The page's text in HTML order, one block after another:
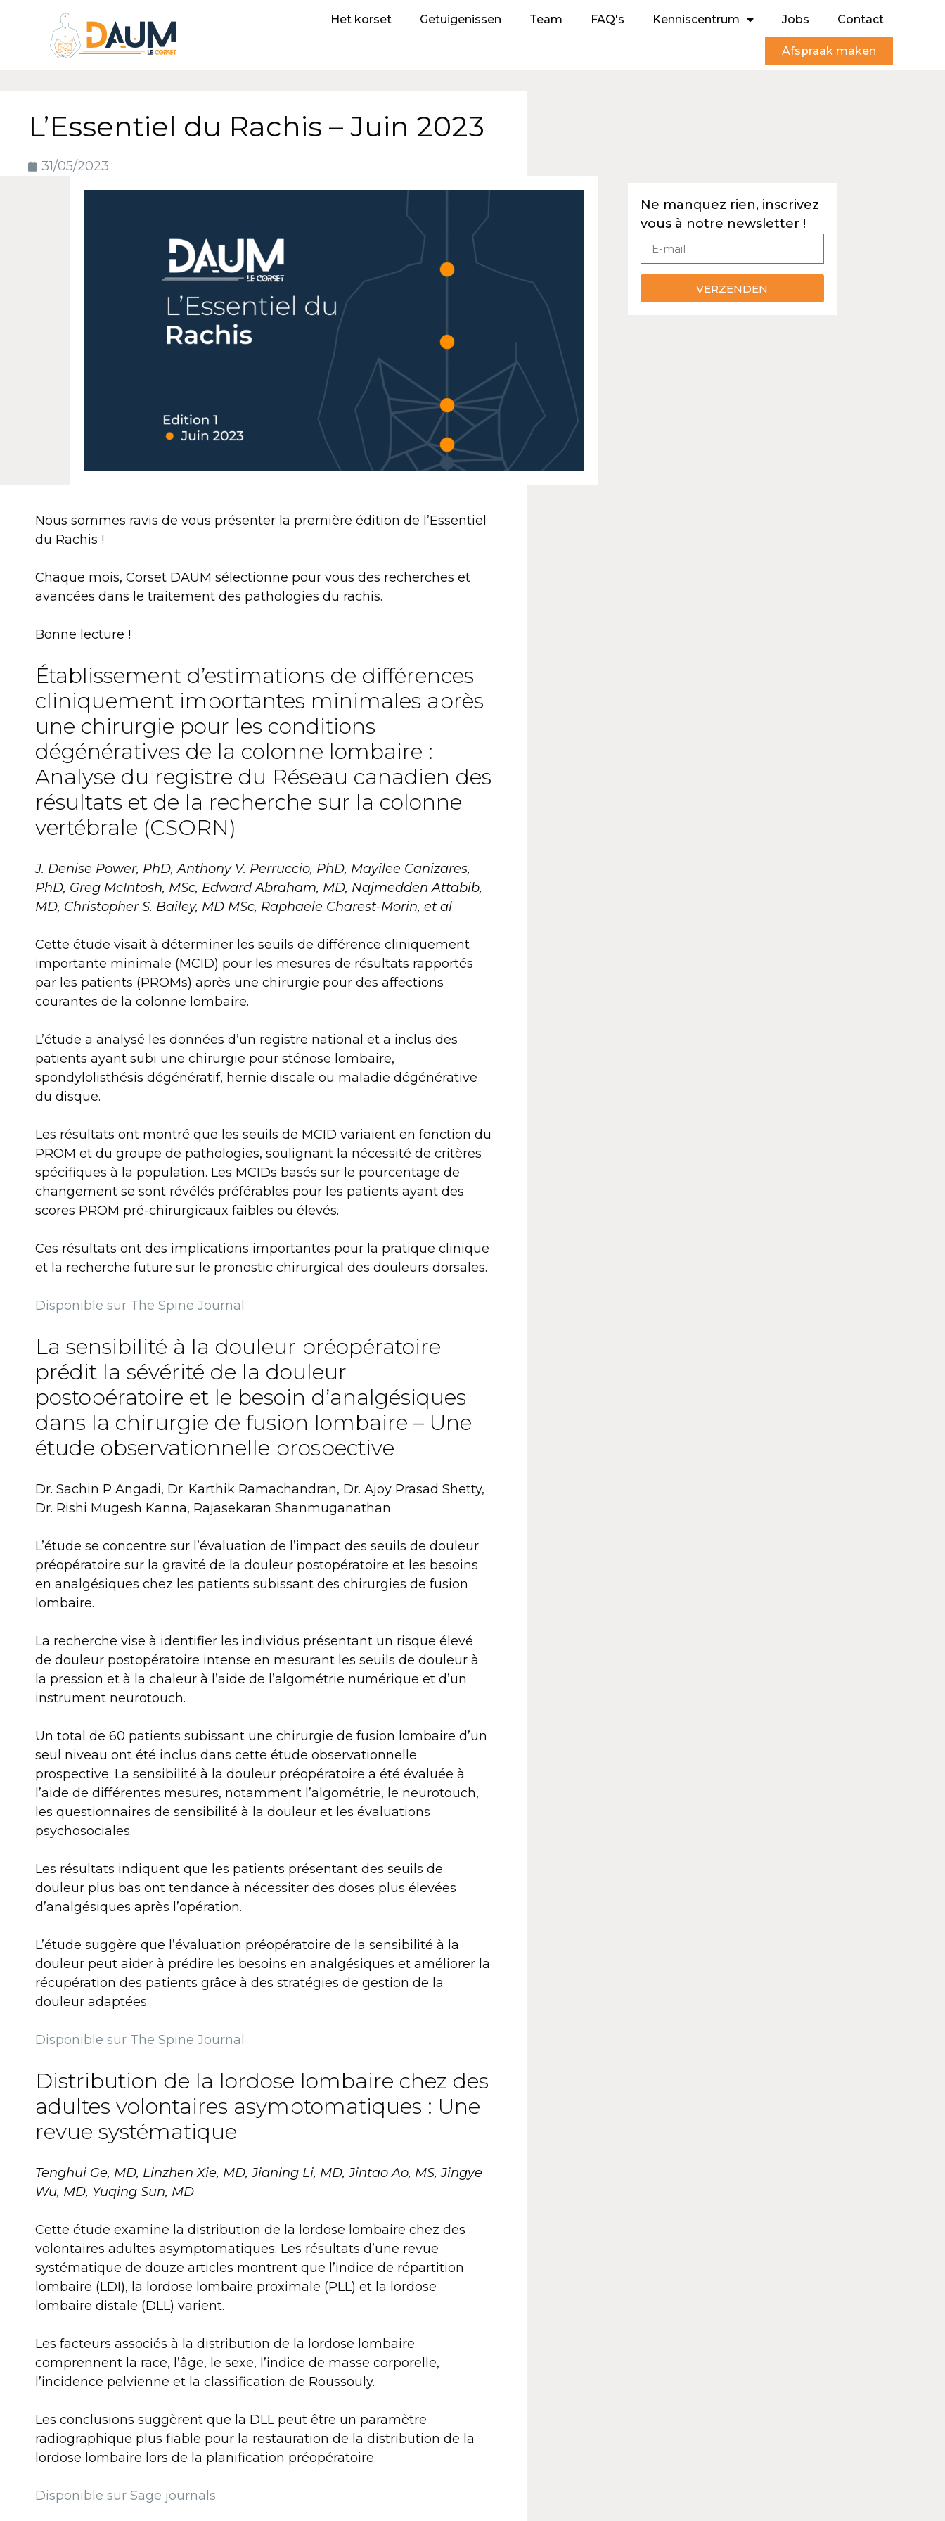
Het korset Getuigenissen Team FAQ's Kenniscentrum Jobs Contact
Afspraak maken
L’Essentiel du Rachis – Juin 2023
31/05/2023
Ne manquez rien, inscrivez
vous à notre newsletter !
VERZENDEN
Nous sommes ravis de vous présenter la première édition de l’Essentiel
du Rachis !
Chaque mois, Corset DAUM sélectionne pour vous des recherches et
avancées dans le traitement des pathologies du rachis.
Bonne lecture !
Établissement d’estimations de différences
cliniquement importantes minimales après
une chirurgie pour les conditions
dégénératives de la colonne lombaire :
Analyse du registre du Réseau canadien des
résultats et de la recherche sur la colonne
vertébrale (CSORN)
J. Denise Power, PhD, Anthony V. Perruccio, PhD, Mayilee Canizares,
PhD, Greg McIntosh, MSc, Edward Abraham, MD, Najmedden Attabib,
MD, Christopher S. Bailey, MD MSc, Raphaële Charest-Morin, et al
Cette étude visait à déterminer les seuils de différence cliniquement
importante minimale (MCID) pour les mesures de résultats rapportés
par les patients (PROMs) après une chirurgie pour des affections
courantes de la colonne lombaire.
L’étude a analysé les données d’un registre national et a inclus des
patients ayant subi une chirurgie pour sténose lombaire,
spondylolisthésis dégénératif, hernie discale ou maladie dégénérative
du disque.
Les résultats ont montré que les seuils de MCID variaient en fonction du
PROM et du groupe de pathologies, soulignant la nécessité de critères
spécifiques à la population. Les MCIDs basés sur le pourcentage de
changement se sont révélés préférables pour les patients ayant des
scores PROM pré-chirurgicaux faibles ou élevés.
Ces résultats ont des implications importantes pour la pratique clinique
et la recherche future sur le pronostic chirurgical des douleurs dorsales.
Disponible sur The Spine Journal
La sensibilité à la douleur préopératoire
prédit la sévérité de la douleur
postopératoire et le besoin d’analgésiques
dans la chirurgie de fusion lombaire – Une
étude observationnelle prospective
Dr. Sachin P Angadi, Dr. Karthik Ramachandran, Dr. Ajoy Prasad Shetty,
Dr. Rishi Mugesh Kanna, Rajasekaran Shanmuganathan
L’étude se concentre sur l’évaluation de l’impact des seuils de douleur
préopératoire sur la gravité de la douleur postopératoire et les besoins
en analgésiques chez les patients subissant des chirurgies de fusion
lombaire.
La recherche vise à identifier les individus présentant un risque élevé
de douleur postopératoire intense en mesurant les seuils de douleur à
la pression et à la chaleur à l’aide de l’algométrie numérique et d’un
instrument neurotouch.
Un total de 60 patients subissant une chirurgie de fusion lombaire d’un
seul niveau ont été inclus dans cette étude observationnelle
prospective. La sensibilité à la douleur préopératoire a été évaluée à
l’aide de différentes mesures, notamment l’algométrie, le neurotouch,
les questionnaires de sensibilité à la douleur et les évaluations
psychosociales.
Les résultats indiquent que les patients présentant des seuils de
douleur plus bas ont tendance à nécessiter des doses plus élevées
d’analgésiques après l’opération.
L’étude suggère que l’évaluation préopératoire de la sensibilité à la
douleur peut aider à prédire les besoins en analgésiques et améliorer la
récupération des patients grâce à des stratégies de gestion de la
douleur adaptées.
Disponible sur The Spine Journal
Distribution de la lordose lombaire chez des
adultes volontaires asymptomatiques : Une
revue systématique
Tenghui Ge, MD, Linzhen Xie, MD, Jianing Li, MD, Jintao Ao, MS, Jingye
Wu, MD, Yuqing Sun, MD
Cette étude examine la distribution de la lordose lombaire chez des
volontaires adultes asymptomatiques. Les résultats d’une revue
systématique de douze articles montrent que l’indice de répartition
lombaire (LDI), la lordose lombaire proximale (PLL) et la lordose
lombaire distale (DLL) varient.
Les facteurs associés à la distribution de la lordose lombaire
comprennent la race, l’âge, le sexe, l’indice de masse corporelle,
l’incidence pelvienne et la classification de Roussouly.
Les conclusions suggèrent que la DLL peut être un paramètre
radiographique plus fiable pour la restauration de la distribution de la
lordose lombaire lors de la planification préopératoire.
Disponible sur Sage journals